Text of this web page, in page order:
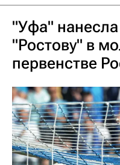
"Уфа"
"Ростову" в
первенстве